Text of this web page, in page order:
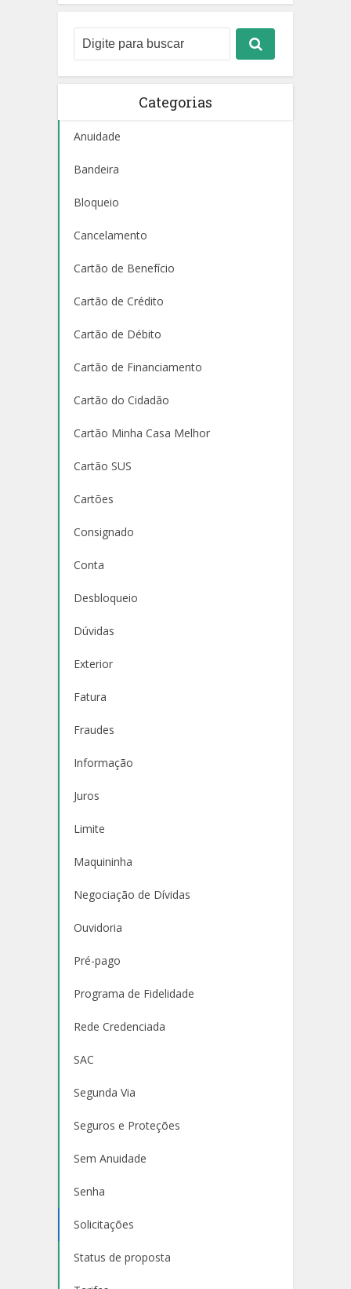
Categorias
Anuidade
Bandeira
Bloqueio
Cancelamento
Cartão de Benefício
Cartão de Crédito
Cartão de Débito
Cartão de Financiamento
Cartão do Cidadão
Cartão Minha Casa Melhor
Cartão SUS
Cartões
Consignado
Conta
Desbloqueio
Dúvidas
Exterior
Fatura
Fraudes
Informação
Juros
Limite
Maquininha
Negociação de Dívidas
Ouvidoria
Pré-pago
Programa de Fidelidade
Rede Credenciada
SAC
Segunda Via
Seguros e Proteções
Sem Anuidade
Senha
Solicitações
Status de proposta